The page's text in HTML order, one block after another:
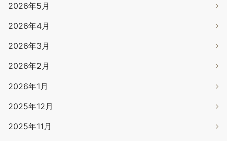
2026年5月
2026年4月
2026年3月
2026年2月
2026年1月
2025年12月
2025年11月